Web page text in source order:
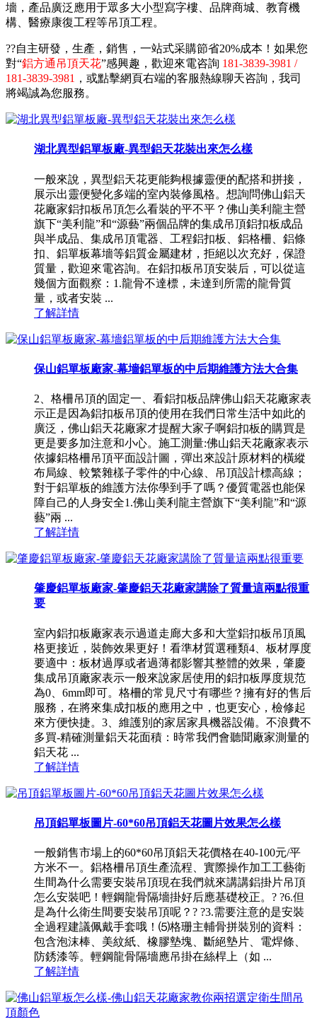
墻，產品廣泛應用于眾多大小型寫字樓、品牌商城、教育機
構、醫療康復工程等吊頂工程。
??自主研發，生產，銷售，一站式采購節省20%成本！如果您
對“鋁方通吊頂天花”感興趣，歡迎來電咨詢 181-3839-3981 /
181-3839-3981 ，或點擊網頁右端的客服熱線聊天咨詢，我司
將竭誠為您服務。
湖北異型鋁單板廠-異型鋁天花裝出來怎么樣
一般來說，異型鋁天花更能夠根據靈便的配搭和拼接，
展示出靈便變化多端的室內裝修風格。想詢問佛山鋁天
花廠家鋁扣板吊頂怎么看裝的平不平？佛山美利龍主營
旗下“美利龍”和“源藝”兩個品牌的集成吊頂鋁扣板成品
與半成品、集成吊頂電器、工程鋁扣板、鋁格柵、鋁條
扣、鋁單板幕墻等鋁質金屬建材，拒絕以次充好，保證
質量，歡迎來電咨詢。在鋁扣板吊頂安裝后，可以從這
幾個方面觀察：1.龍骨不達標，未達到所需的龍骨質
量，或者安裝 ...
了解詳情
保山鋁單板廠家-幕墻鋁單板的中后期維護方法大合集
2、格柵吊頂的固定一、看鋁扣板品牌佛山鋁天花廠家表
示正是因為鋁扣板吊頂的使用在我們日常生活中如此的
廣泛，佛山鋁天花廠家才提醒大家子啊鋁扣板的購買是
更是要多加注意和小心。施工測量:佛山鋁天花廠家表示
依據鋁格柵吊頂平面設計圖，彈出來設計原材料的橫縱
布局線、較繁雜樣子零件的中心線、吊頂設計標高線；
對于鋁單板的維護方法你學到手了嗎？優質電器也能保
障自己的人身安全1.佛山美利龍主營旗下“美利龍”和“源
藝”兩 ...
了解詳情
肇慶鋁單板廠家-肇慶鋁天花廠家講除了質量這兩點很重
要
室內鋁扣板廠家表示過道走廊大多和大堂鋁扣板吊頂風
格更接近，裝飾效果更好！看準材質選種類4、板材厚度
要適中：板材過厚或者過薄都影響其整體的效果，肇慶
集成吊頂廠家表示一般來說家居使用的鋁扣板厚度規范
為0、6mm即可。格柵的常見尺寸有哪些？擁有好的售后
服務，在將來集成扣板的應用之中，也更安心，檢修起
來方便快捷。3、維護別的家居家具機器設備。不浪費不
多買-精確測量鋁天花面積：時常我們會聽聞廠家測量的
鋁天花 ...
了解詳情
吊頂鋁單板圖片-60*60吊頂鋁天花圖片效果怎么樣
一般銷售市場上的60*60吊頂鋁天花價格在40-100元/平
方米不一。鋁格柵吊頂生產流程、實際操作加工工藝衛
生間為什么需要安裝吊頂現在我們就來講講鋁掛片吊頂
怎么安裝吧！輕鋼龍骨隔墻掛好后應基礎校正。? ?6.但
是為什么衛生間要安裝吊頂呢？? ?3.需要注意的是安裝
全過程建議佩戴手套哦！⑸格珊主輔骨拼裝別的資料：
包含泡沫棒、美紋紙、橡膠墊塊、斷絕墊片、電焊條、
防銹漆等。輕鋼龍骨隔墻應吊掛在絲桿上（如 ...
了解詳情